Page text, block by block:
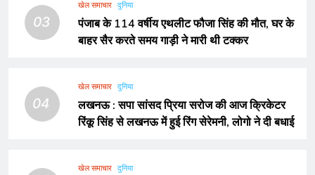
03
खेल समाचार दुनिया
पंजाब के 114 वर्षीय एथलीट फौजा सिंह की मौत, घर के
बाहर सैर करते समय गाड़ी ने मारी थी टक्कर
04
खेल समाचार दुनिया
लखनऊ : सपा सांसद प्रिया सरोज की आज क्रिकेटर
रिंकू सिंह से लखनऊ में हुई रिंग सेरेमनी, लोगो ने दी बधाई
खेल समाचार दुनिया